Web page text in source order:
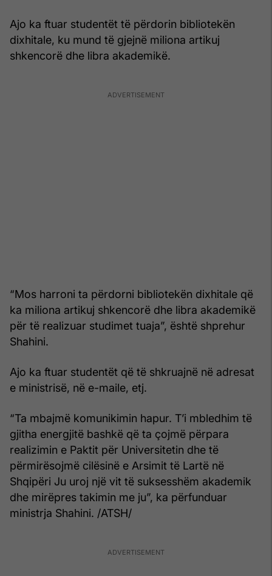
Ajo ka ftuar studentët të përdorin bibliotekën
dixhitale, ku mund të gjejnë miliona artikuj
shkencorë dhe libra akademikë.
“Mos harroni ta përdorni bibliotekën dixhitale që
ka miliona artikuj shkencorë dhe libra akademikë
për të realizuar studimet tuaja”, është shprehur
Shahini.
Ajo ka ftuar studentët që të shkruajnë në adresat
e ministrisë, në e-maile, etj.
“Ta mbajmë komunikimin hapur. T’i mbledhim të
gjitha energjitë bashkë që ta çojmë përpara
realizimin e Paktit për Universitetin dhe të
përmirësojmë cilësinë e Arsimit të Lartë në
Shqipëri Ju uroj një vit të suksesshëm akademik
dhe mirëpres takimin me ju”, ka përfunduar
ministrja Shahini. /ATSH/